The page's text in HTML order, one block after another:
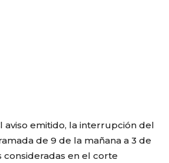
aviso emitido, la interrupción del
de 9 de la mañana a 3 de
consideradas en el corte